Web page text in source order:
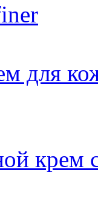
для
крем